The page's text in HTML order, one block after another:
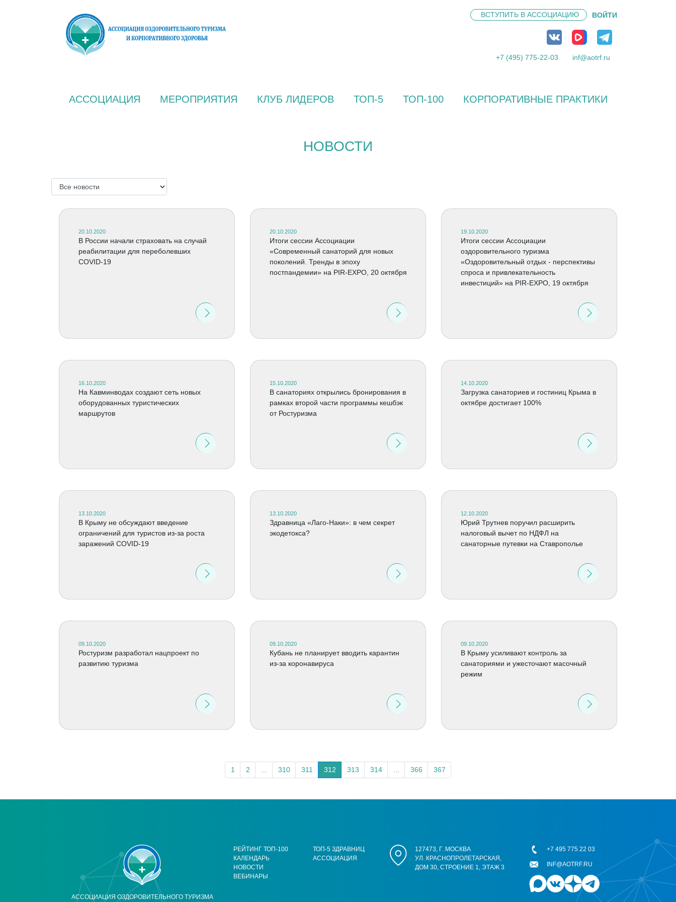
ВСТУПИТЬ В АССОЦИАЦИЮ ВОЙТИ
+7 (495) 775-22-03 inf@aotrf.ru
АССОЦИАЦИЯ МЕРОПРИЯТИЯ КЛУБ ЛИДЕРОВ ТОП-5 ТОП-100 КОРПОРАТИВНЫЕ ПРАКТИКИ
НОВОСТИ
20.10.2020
В России начали страховать на случай
реабилитации для переболевших
COVID-19
20.10.2020
Итоги сессии Ассоциации
«Современный санаторий для новых
поколений. Тренды в эпоху
постпандемии» на PIR-EXPO, 20 октября
19.10.2020
Итоги сессии Ассоциации
оздоровительного туризма
«Оздоровительный отдых - перспективы
спроса и привлекательность
инвестиций» на PIR-EXPO, 19 октября
16.10.2020
На Кавминводах создают сеть новых
оборудованных туристических
маршрутов
15.10.2020
В санаториях открылись бронирования в
рамках второй части программы кешбэк
от Ростуризма
14.10.2020
Загрузка санаториев и гостиниц Крыма в
октябре достигает 100%
13.10.2020
В Крыму не обсуждают введение
ограничений для туристов из-за роста
заражений COVID-19
13.10.2020
Здравница «Лаго-Наки»: в чем секрет
экодетокса?
12.10.2020
Юрий Трутнев поручил расширить
налоговый вычет по НДФЛ на
санаторные путевки на Ставрополье
09.10.2020
Ростуризм разработал нацпроект по
развитию туризма
09.10.2020
Кубань не планирует вводить карантин
из-за коронавируса
09.10.2020
В Крыму усиливают контроль за
санаториями и ужесточают масочный
режим
1 2 310 311 312 313 314 366 367
АССОЦИАЦИЯ ОЗДОРОВИТЕЛЬНОГО ТУРИЗМА
РЕЙТИНГ ТОП-100
КАЛЕНДАРЬ
НОВОСТИ
ВЕБИНАРЫ
ТОП-5 ЗДРАВНИЦ
АССОЦИАЦИЯ
127473, Г. МОСКВА
УЛ. КРАСНОПРОЛЕТАРСКАЯ,
ДОМ 30, СТРОЕНИЕ 1, ЭТАЖ 3
+7 495 775 22 03
INF@AOTRF.RU